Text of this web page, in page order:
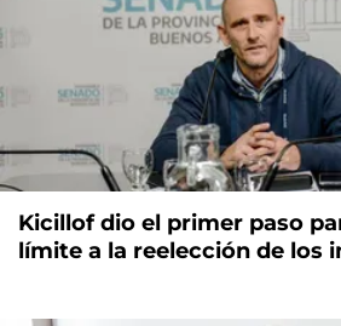
Kicillof dio el primer paso
límite a la reelección de los